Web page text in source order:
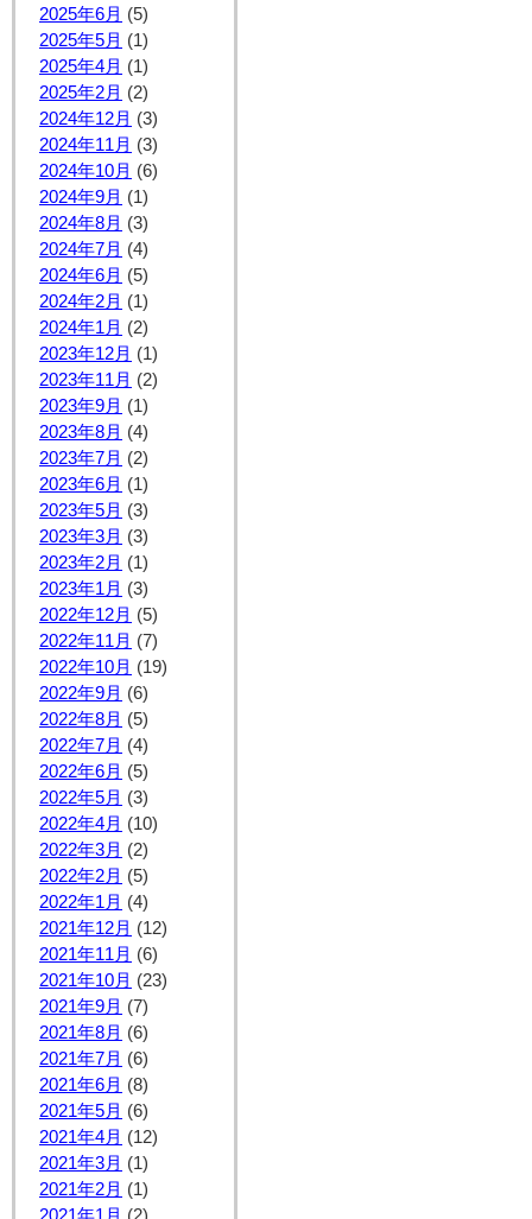
2025年6月 (5)
2025年5月 (1)
2025年4月 (1)
2025年2月 (2)
2024年12月 (3)
2024年11月 (3)
2024年10月 (6)
2024年9月 (1)
2024年8月 (3)
2024年7月 (4)
2024年6月 (5)
2024年2月 (1)
2024年1月 (2)
2023年12月 (1)
2023年11月 (2)
2023年9月 (1)
2023年8月 (4)
2023年7月 (2)
2023年6月 (1)
2023年5月 (3)
2023年3月 (3)
2023年2月 (1)
2023年1月 (3)
2022年12月 (5)
2022年11月 (7)
2022年10月 (19)
2022年9月 (6)
2022年8月 (5)
2022年7月 (4)
2022年6月 (5)
2022年5月 (3)
2022年4月 (10)
2022年3月 (2)
2022年2月 (5)
2022年1月 (4)
2021年12月 (12)
2021年11月 (6)
2021年10月 (23)
2021年9月 (7)
2021年8月 (6)
2021年7月 (6)
2021年6月 (8)
2021年5月 (6)
2021年4月 (12)
2021年3月 (1)
2021年2月 (1)